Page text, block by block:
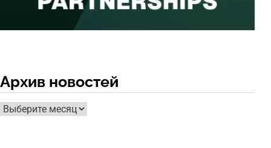
Архив новостей
Архив
новостей